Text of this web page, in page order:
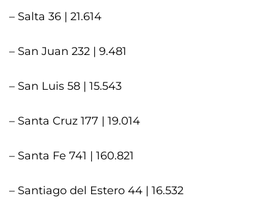
– Salta 36 | 21.614
– San Juan 232 | 9.481
– San Luis 58 | 15.543
– Santa Cruz 177 | 19.014
– Santa Fe 741 | 160.821
– Santiago del Estero 44 | 16.532